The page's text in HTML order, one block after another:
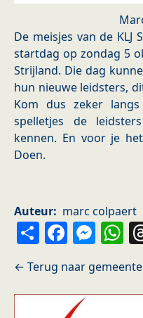
De meisjes van de
startdag op zondag 5
Strijland. Die dag
hun nieuwe leidsters,
Kom dus zeker
spelletjes de
kennen. En voor je
Doen.
Auteur marc colpaert
Share